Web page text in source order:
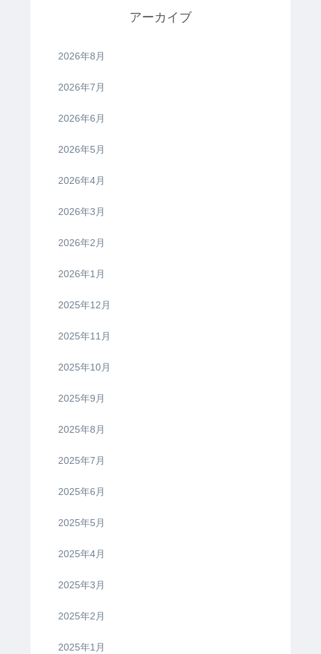
アーカイブ
2026年8月
2026年7月
2026年6月
2026年5月
2026年4月
2026年3月
2026年2月
2026年1月
2025年12月
2025年11月
2025年10月
2025年9月
2025年8月
2025年7月
2025年6月
2025年5月
2025年4月
2025年3月
2025年2月
2025年1月